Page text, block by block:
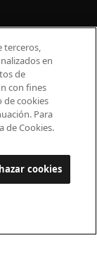
terceros,
en
de
con fines
de cookies
Para
de Cookies.
cookies